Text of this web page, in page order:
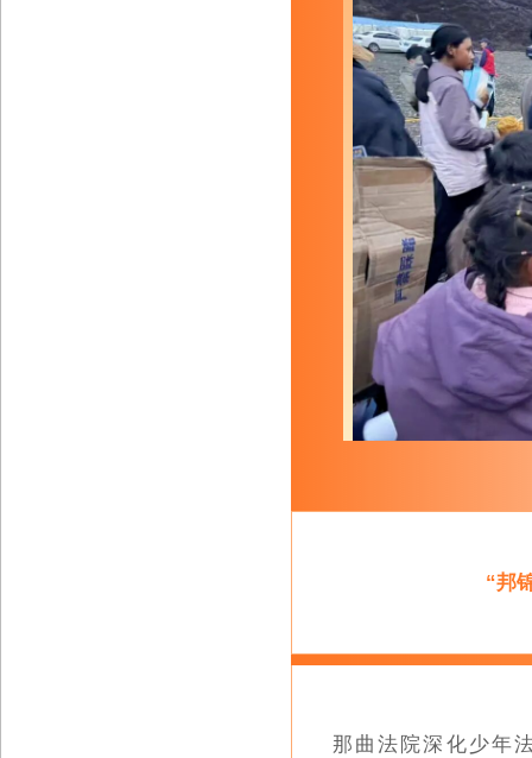
“邦
那曲法院深化少年